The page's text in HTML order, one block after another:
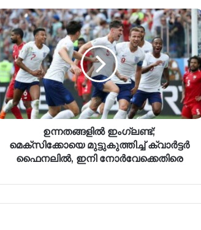
ഉന്നതങ്ങളില്‍ ഇംഗ്ലണ്ട്;
മെക്‌സിക്കോയെ മുട്ടുകുത്തിച്ച് ക്വാര്‍ട്ടര്‍
ഫൈനലില്‍, ഇനി നോര്‍വേക്കെതിരെ